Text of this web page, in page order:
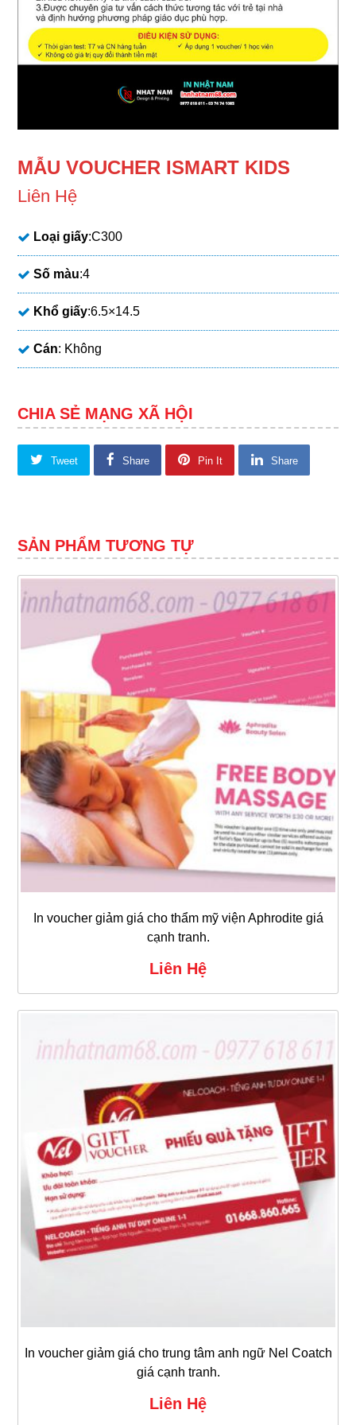
MẪU VOUCHER ISMART KIDS
Liên Hệ
Loại giấy:C300
Số màu:4
Khổ giấy:6.5×14.5
Cán: Không
CHIA SẺ MẠNG XÃ HỘI
Tweet Share Pin It Share
SẢN PHẨM TƯƠNG TỰ
In voucher giảm giá cho thẩm mỹ viện Aphrodite giá
cạnh tranh.
Liên Hệ
In voucher giảm giá cho trung tâm anh ngữ Nel Coatch
giá cạnh tranh.
Liên Hệ